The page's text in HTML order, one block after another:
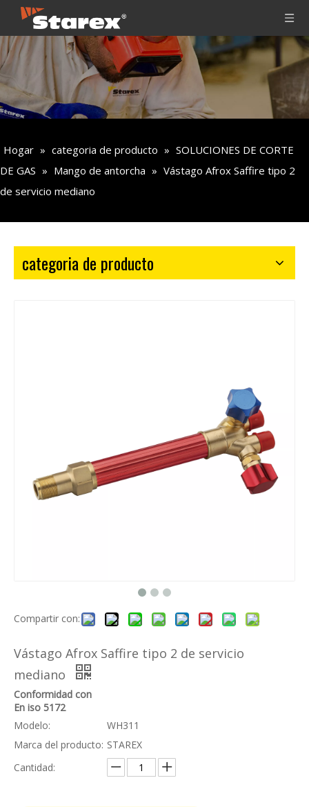
Hogar » categoria de producto » SOLUCIONES DE CORTE
DE GAS » Mango de antorcha » Vástago Afrox Saffire tipo 2
de servicio mediano
categoria de producto
Compartir con:
Vástago Afrox Saffire tipo 2 de servicio
mediano
Conformidad con
En iso 5172
Modelo:
WH311
Marca del producto: STAREX
Cantidad: